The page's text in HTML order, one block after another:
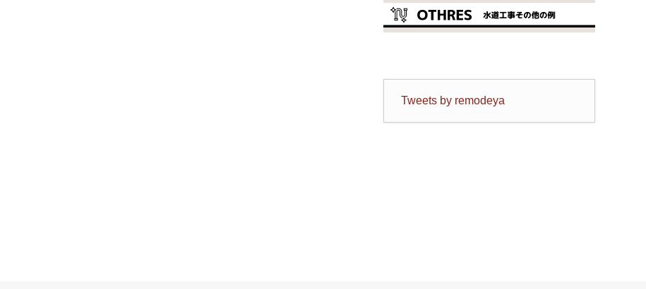
Tweets by remodeya